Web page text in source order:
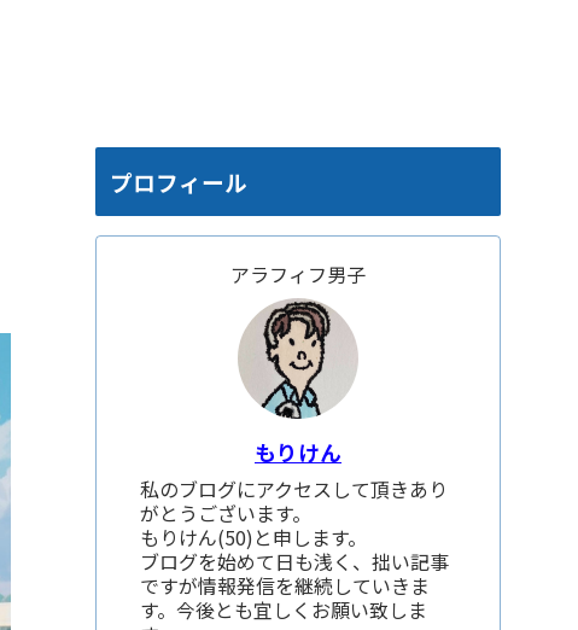
プロフィール
アラフィフ男子
もりけん
私のブログにアクセスして頂きあり
がとうございます。
もりけん(50)と申します。
ブログを始めて日も浅く、拙い記事
ですが情報発信を継続していきま
す。今後とも宜しくお願い致しま